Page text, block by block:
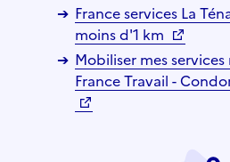
France services La
moins d'1 km
Mobiliser mes
France Travail -